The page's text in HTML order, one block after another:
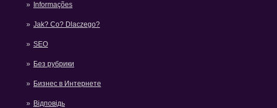
Informações
Jak? Co? Dlaczego?
SEO
Без рубрики
Бизнес в Интернете
Відповідь